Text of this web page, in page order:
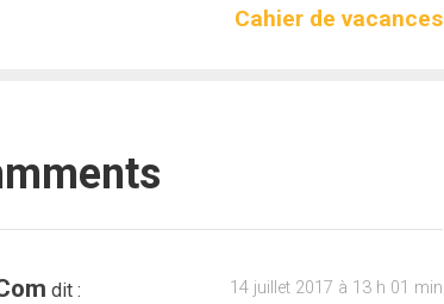
Cahier de vacances
dit : 14 juillet 2017 à 13 h 01 min